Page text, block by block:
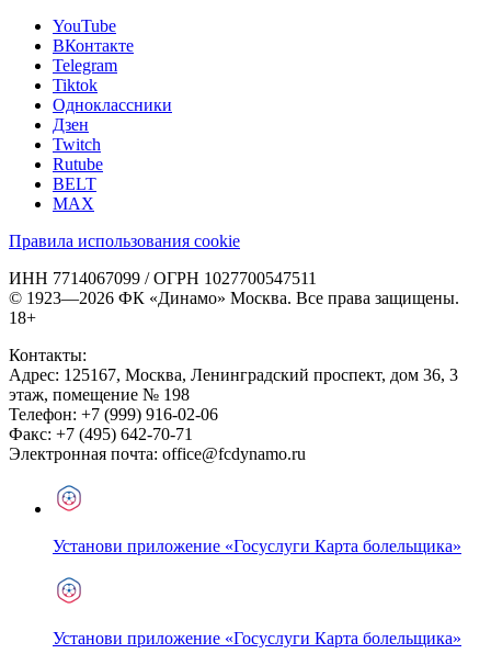
YouTube
ВКонтакте
Telegram
Tiktok
Одноклассники
Дзен
Twitch
Rutube
BELT
MAX
Правила использования cookie
ИНН 7714067099 / ОГРН 1027700547511
© 1923—2026 ФК «Динамо» Москва. Все права защищены.
18+
Контакты:
Адрес: 125167, Москва, Ленинградский проспект, дом 36, 3
этаж, помещение № 198
Телефон: +7 (999) 916-02-06
Факс: +7 (495) 642-70-71
Электронная почта: office@fcdynamo.ru
Установи приложение «Госуслуги Карта болельщика»
Установи приложение «Госуслуги Карта болельщика»